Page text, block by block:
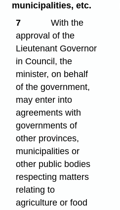
municipalities, etc.
7
With the
approval of the
Lieutenant Governor
in Council, the
minister, on behalf
of the government,
may enter into
agreements with
governments of
other provinces,
municipalities or
other public bodies
respecting matters
relating to
agriculture or food